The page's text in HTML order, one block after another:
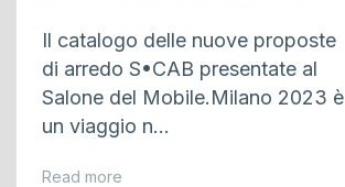
Il catalogo delle nuove proposte
di arredo S•CAB presentate al
Salone del Mobile.Milano 2023 è
un viaggio n...
Read more